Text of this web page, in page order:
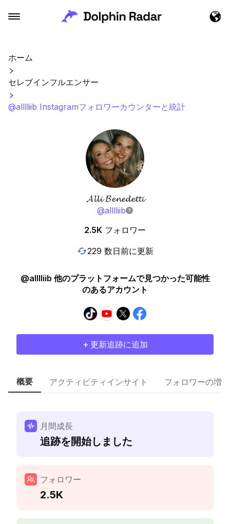
ホーム
セレブインフルエンサー
@alllliib Instagramフォロワーカウンターと統計
𝓐𝓵𝓵𝓲 𝓑𝓮𝓷𝓮𝓭𝓮𝓽𝓽𝓲
@alllliib
2.5K フォロワー
229 数日前に更新
@alllliib 他のプラットフォームで見つかった可能性
のあるアカウント
+ 更新追跡に追加
概要 アクティビティインサイト フォロワーの増加
月間成長
追跡を開始しました
フォロワー
2.5K